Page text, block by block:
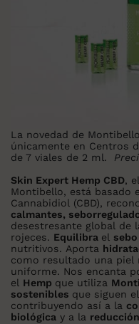
La novedad de
únicamente en Centros
de 7 viales de 2 ml.
Skin Expert Hemp CBD,
Montibello, está basado
Cannabidiol (CBD),
calmantes,
desestresante global de
rojeces. Equilibra el sebo
nutritivos. Aporta
como resultado una piel
uniforme. Nos encanta
el Hemp que utiliza
sostenibles que siguen el
contribuyendo así a la
biológica y a la reducción